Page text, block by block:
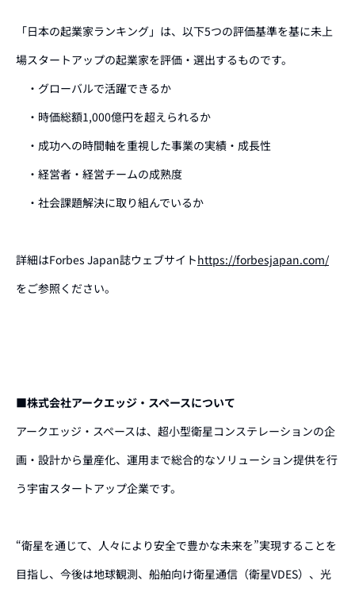
「日本の起業家ランキング」は、以下5つの評価基準を基に未上
場スタートアップの起業家を評価・選出するものです。
・グローバルで活躍できるか
・時価総額1,000億円を超えられるか
・成功への時間軸を重視した事業の実績・成長性
・経営者・経営チームの成熟度
・社会課題解決に取り組んでいるか
詳細はForbes Japan誌ウェブサイトhttps://forbesjapan.com/
をご参照ください。
■株式会社アークエッジ・スペースについて
アークエッジ・スペースは、超小型衛星コンステレーションの企
画・設計から量産化、運用まで総合的なソリューション提供を行
う宇宙スタートアップ企業です。
“衛星を通じて、人々により安全で豊かな未来を”実現することを
目指し、今後は地球観測、船舶向け衛星通信（衛星VDES）、光